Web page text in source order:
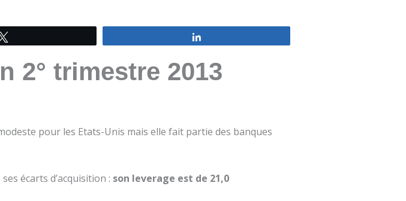
2° trimestre 2013
pour les Etats-Unis mais elle fait partie des banques
écarts d’acquisition : son leverage est de 21,0